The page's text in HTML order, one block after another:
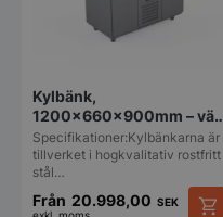
Kylbänk,
1200x660x900mm – välj
utförande
Specifikationer:Kylbänkarna är
tillverket i hogkvalitativ rostfritt
stål…
Från 20.998,00 SEK
exkl. moms